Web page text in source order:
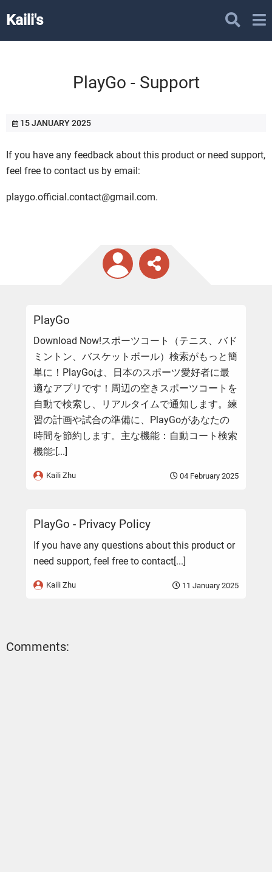
Kaili's
PlayGo - Support
15 JANUARY 2025
If you have any feedback about this product or need support,
feel free to contact us by email:
playgo.official.contact@gmail.com.
PlayGo
Download Now!スポーツコート（テニス、バド
ミントン、バスケットボール）検索がもっと簡
単に！PlayGoは、日本のスポーツ愛好者に最
適なアプリです！周辺の空きスポーツコートを
自動で検索し、リアルタイムで通知します。練
習の計画や試合の準備に、PlayGoがあなたの
時間を節約します。主な機能：自動コート検索
機能:[...]
Kaili Zhu 04 February 2025
PlayGo - Privacy Policy
If you have any questions about this product or
need support, feel free to contact[...]
Kaili Zhu 11 January 2025
Comments: